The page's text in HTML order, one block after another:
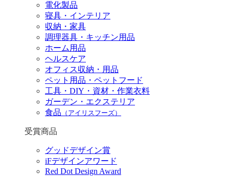
電化製品
寝具・インテリア
収納・家具
調理器具・キッチン用品
ホーム用品
ヘルスケア
オフィス収納・用品
ペット用品・ペットフード
工具・DIY・資材・作業衣料
ガーデン・エクステリア
食品 （アイリスフーズ）
受賞商品
グッドデザイン賞
iFデザインアワード
Red Dot Design Award